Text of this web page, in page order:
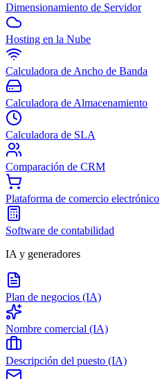
Dimensionamiento de Servidor
Hosting en la Nube
Calculadora de Ancho de Banda
Calculadora de Almacenamiento
Calculadora de SLA
Comparación de CRM
Plataforma de comercio electrónico
Software de contabilidad
IA y generadores
Plan de negocios (IA)
Nombre comercial (IA)
Descripción del puesto (IA)